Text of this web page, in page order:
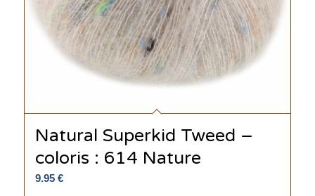
Natural Superkid Tweed –
coloris : 614 Nature
9.95 €